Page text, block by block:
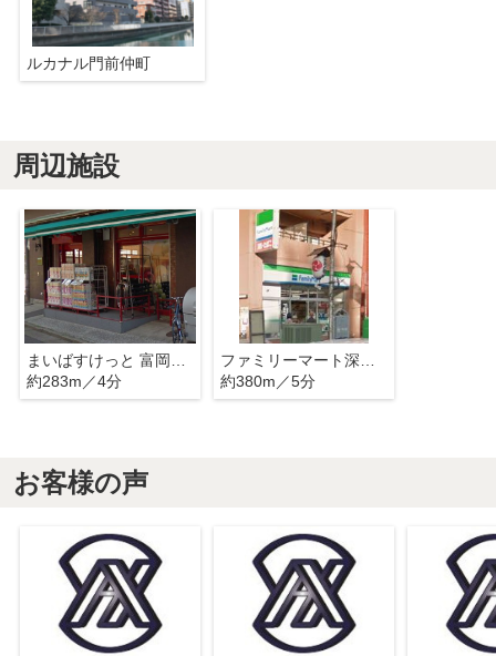
ルカナル門前仲町
周辺施設
約283m／4分
約380m／5分
お客様の声